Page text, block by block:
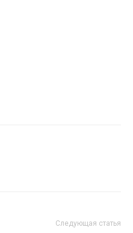
Следующая статья